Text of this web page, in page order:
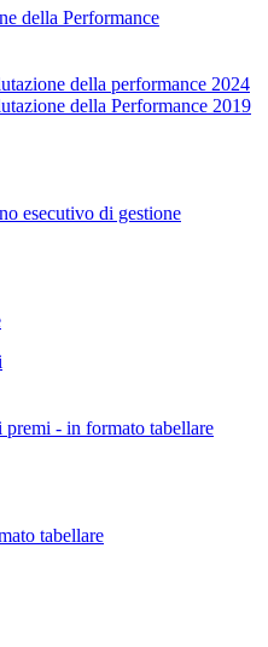
della Performance
della performance 2024
della Performance 2019
esecutivo di gestione
- in formato tabellare
tabellare